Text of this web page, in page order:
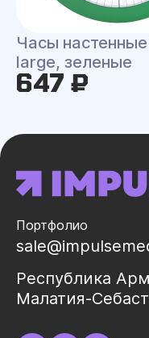
Часы
large, зеленые
647 ₽
Портфолио
Республика
Малатия-